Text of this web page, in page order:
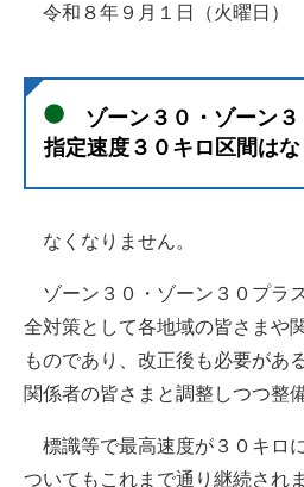
令和８年９月１日（火曜日）
ゾーン３０・ゾーン３
指定速度３０キロ区間はな
なくなりません。
ゾーン３０・ゾーン３０プラ
全対策として各地域の皆さまや
ものであり、改正後も必要があ
関係者の皆さまと調整しつつ整
標識等で最高速度が３０キロ
ついてもこれまで通り継続され